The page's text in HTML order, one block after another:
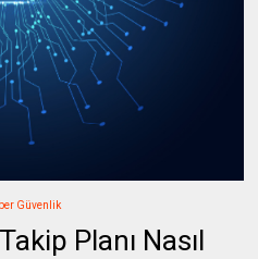
Güvenlik
Planı Nasıl